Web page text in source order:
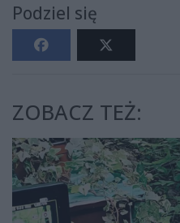
Podziel się
ZOBACZ TEŻ: